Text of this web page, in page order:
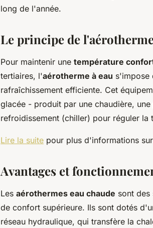
long de l'année.
Le principe de
Pour maintenir une température
tertiaires, l'aérotherme à eau s'impose
rafraîchissement efficiente. Cet
glacée - produit par une chaudière,
refroidissement (chiller) pour réguler la
Lire la suite pour plus d'informations
Avantages et
Les aérothermes eau chaude sont des
de confort supérieure. Ils sont dotés
réseau hydraulique, qui transfère la